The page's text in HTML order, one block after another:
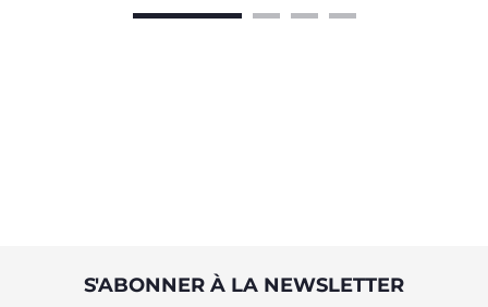
S'ABONNER À LA NEWSLETTER